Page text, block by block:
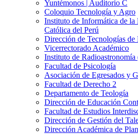
Yuntémonos | Auditorio C
Coloquio Tecnología y Agro
Instituto de Informática de
Católica del Perú
Dirección de Tecnologías de
Vicerrectorado Académico
Instituto de
Facultad de Psicología
Asociación de Egresados y
Facultad de Derecho 2
Departamento de Teología
Dirección de Educación
Facultad de Estudios
Dirección de Gestión del
Dirección Académica de